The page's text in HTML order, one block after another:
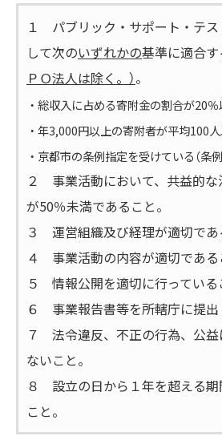
１ パブリック・サポート・テス
して次のいずれかの基準に適合す
ＰＯ法人は除く。）。
・総収入に占める寄附金の割合が20％
・年3,000円以上の寄附者が平均100人
・京都市の条例指定を受けている（条例
２ 事業活動において、共益的な
が50％未満であること。
３ 運営組織及び経理が適切であ
４ 事業活動の内容が適切である
５ 情報公開を適切に行っている
６ 事業報告書等を所轄庁に提出
７ 法令違反、不正の行為、公益
ないこと。
８ 設立の日から１年を超える期
こと。